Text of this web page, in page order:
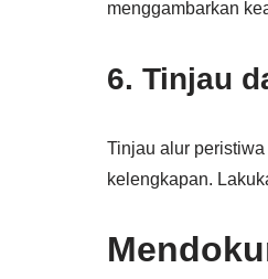
menggambarkan
6. Tinjau
Tinjau alur
kelengkapan.